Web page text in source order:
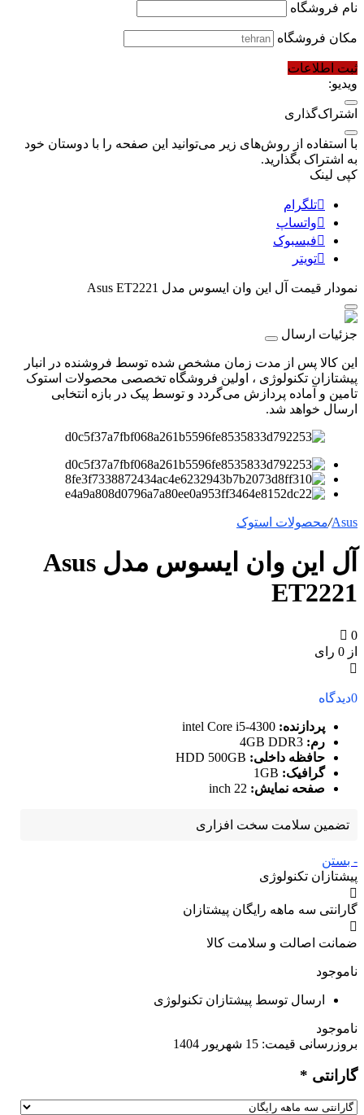
نام فروشگاه
مکان فروشگاه
ثبت اطلاعات
ویدیو:
اشتراک‌گذاری
با استفاده از روش‌های زیر می‌توانید این صفحه را با دوستان خود
به اشتراک بگذارید.
کپی لینک
تلگرام
واتساپ
فیسبوک
تویتر
نمودار قیمت آل این وان ایسوس مدل Asus ET2221
جزئیات ارسال
این کالا پس از مدت زمان مشخص شده توسط فروشنده در انبار
پیشتازان تکنولوژی ، اولین فروشگاه تخصصی محصولات استوک
تامین و آماده پردازش می‌گردد و توسط پیک در بازه انتخابی
ارسال خواهد شد.
Asus
/محصولات استوک
آل این وان ایسوس مدل Asus
ET2221
0
از 0 رای
0دیدگاه
پردازنده:
رم:
حافظه داخلی:
گرافیک:
صفحه نمایش:
تضمین سلامت سخت افزاری
- بستن
پیشتازان تکنولوژی
گارانتی سه ماهه رایگان پیشتازان
ضمانت اصالت و سلامت کالا
ناموجود
ارسال توسط پیشتازان تکنولوژی
ناموجود
بروزرسانی قیمت: 15 شهریور 1404
گارانتی *